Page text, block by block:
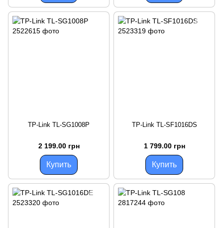
TP-Link TL-SG1008P
2 199.00 грн
Купить
TP-Link TL-SF1016DS
1 799.00 грн
Купить